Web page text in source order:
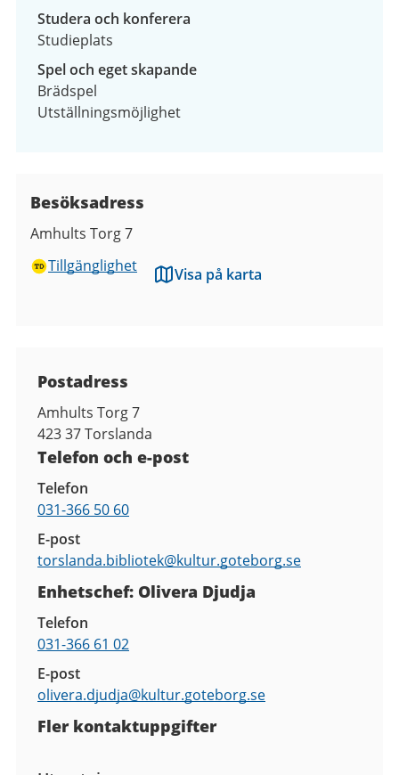
Studera och konferera
Studieplats
Spel och eget skapande
Brädspel
Utställningsmöjlighet
Besöksadress
Amhults Torg 7
Tillgänglighet
Visa på karta
Postadress
Amhults Torg 7
423 37Torslanda
Telefon och e-post
Telefon
031-366 50 60
E-post
torslanda.bibliotek@kultur.goteborg.se
Enhetschef: Olivera Djudja
Telefon
031-366 61 02
E-post
olivera.djudja@kultur.goteborg.se
Fler kontaktuppgifter